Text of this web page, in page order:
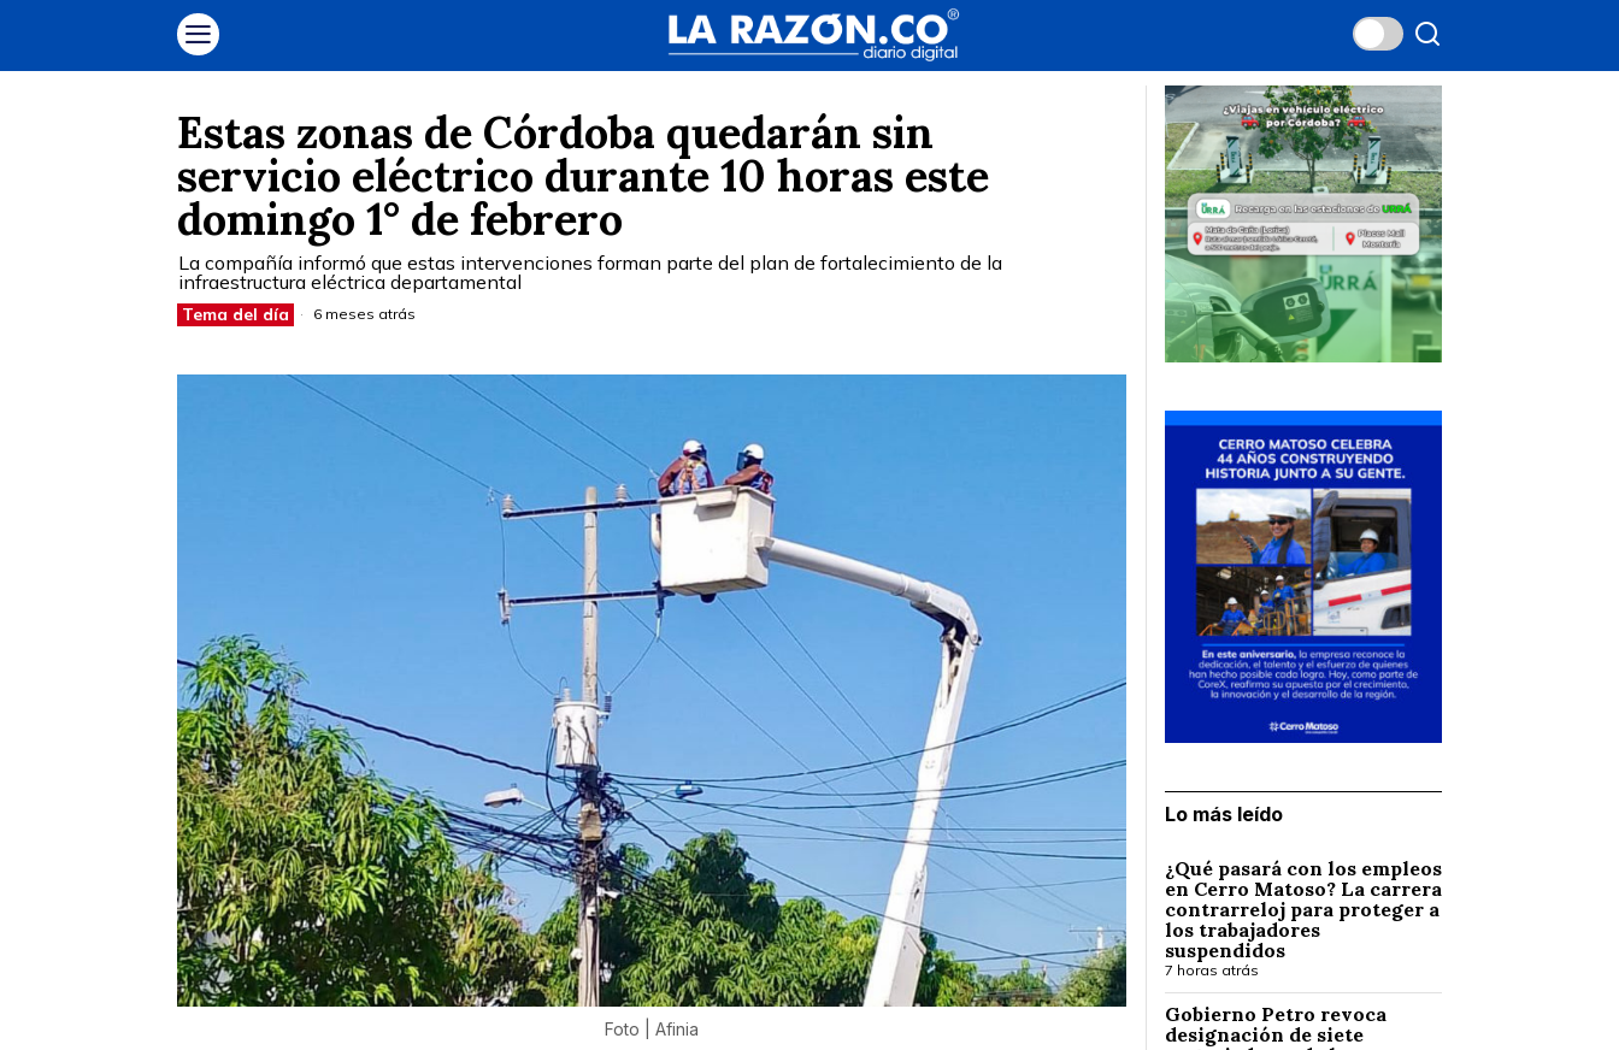
Estas zonas de Córdoba quedarán sin
servicio eléctrico durante 10 horas este
domingo 1° de febrero
La compañía informó que estas intervenciones forman parte del plan de fortalecimiento de la
infraestructura eléctrica departamental
Tema del día 6 meses atrás
Foto | Afinia
Lo más leído
¿Qué pasará con los empleos
en Cerro Matoso? La carrera
contrarreloj para proteger a
los trabajadores
suspendidos
7 horas atrás
Gobierno Petro revoca
designación de siete